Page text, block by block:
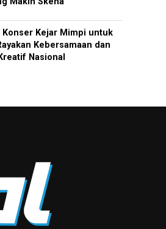
Konser Kejar Mimpi untuk
Kebersamaan dan
Nasional